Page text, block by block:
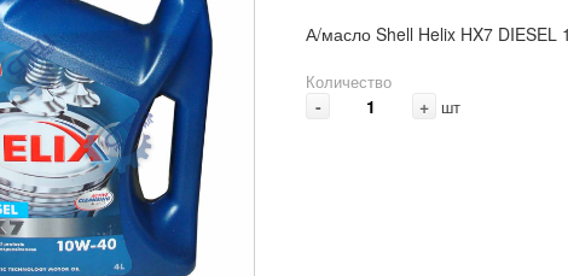
А/масло Shell Helix HX7 DIESEL
Количество
- + шт